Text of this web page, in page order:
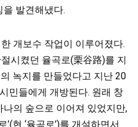
발견해냈다.
개보수 작업이 이루어졌다.
시켰던 율곡로(栗谷路)를 지
녹지를 만들었다고 지난 20
민들에게 개방된다. 원래 창
의 숲으로 이어져 있었지만,
현 ‘율곡로’)를 개설하면서